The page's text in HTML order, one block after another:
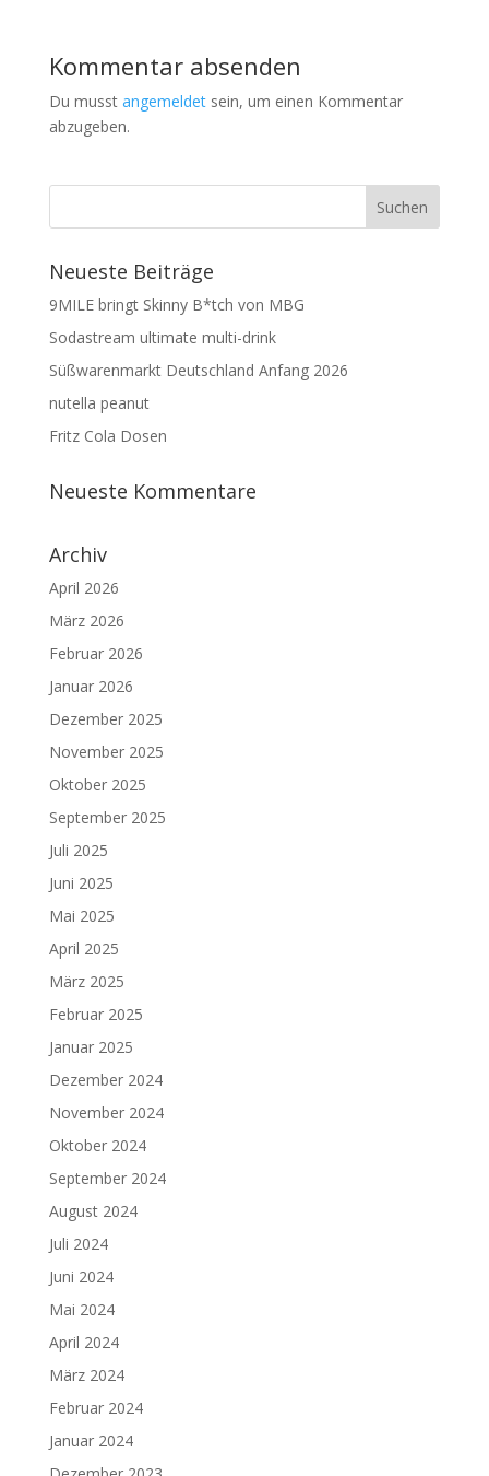
Kommentar absenden
Du musst angemeldetsein, um einen Kommentar
abzugeben.
Neueste Beiträge
9MILE bringt Skinny B*tch von MBG
Sodastream ultimate multi-drink
Süßwarenmarkt Deutschland Anfang 2026
nutella peanut
Fritz Cola Dosen
Neueste Kommentare
Archiv
April 2026
März 2026
Februar 2026
Januar 2026
Dezember 2025
November 2025
Oktober 2025
September 2025
Juli 2025
Juni 2025
Mai 2025
April 2025
März 2025
Februar 2025
Januar 2025
Dezember 2024
November 2024
Oktober 2024
September 2024
August 2024
Juli 2024
Juni 2024
Mai 2024
April 2024
März 2024
Februar 2024
Januar 2024